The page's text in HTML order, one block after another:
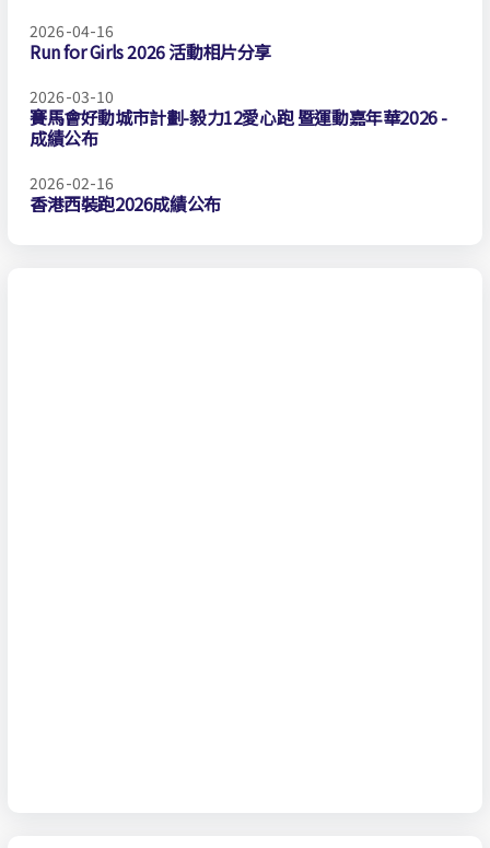
2026-04-16
Run for Girls 2026 活動相片分享
2026-03-10
賽馬會好動城市計劃-毅力12愛心跑 暨運動嘉年華2026 -
成績公布
2026-02-16
香港西裝跑2026成績公布